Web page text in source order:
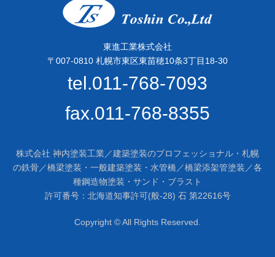
東進工業株式会社
〒007-0810 札幌市東区東苗穂10条3丁目18-30
tel.011-768-7093
fax.011-768-8355
株式会社 神内塗装工業／建築塗装のプロフェッショナル・札幌
の鉄骨／橋梁塗装・一般建築塗装・水管橋／橋梁添架管塗装／各
種鋼造物塗装・サンド・ブラスト
許可番号：北海道知事許可(般-28) 石 第22616号
Copyright © All Rights Reserved.